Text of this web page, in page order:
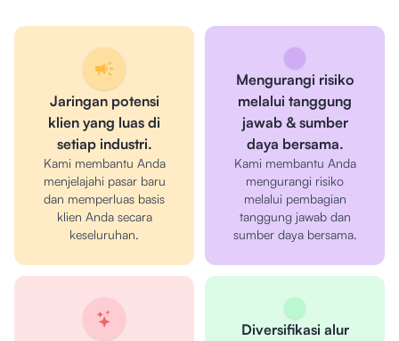
Jaringan potensi
klien yang luas di
setiap industri.
Kami membantu Anda
menjelajahi pasar baru
dan memperluas basis
klien Anda secara
keseluruhan.
Mengurangi risiko
melalui tanggung
jawab & sumber
daya bersama.
Kami membantu Anda
mengurangi risiko
melalui pembagian
tanggung jawab dan
sumber daya bersama.
Diversifikasi alur